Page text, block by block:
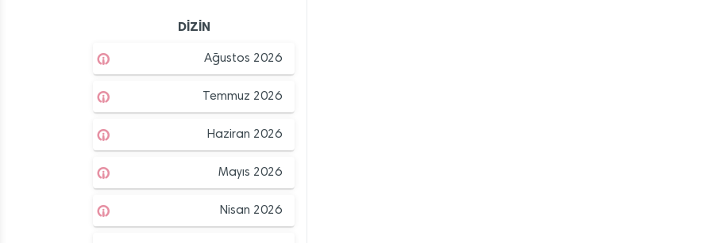
DİZİN
Ağustos 2026
Temmuz 2026
Haziran 2026
Mayıs 2026
Nisan 2026